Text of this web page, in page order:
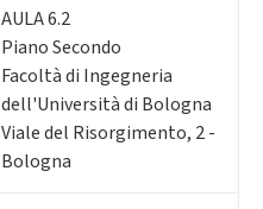
AULA 6.2
Piano Secondo
Facoltà di Ingegneria
dell'Università di Bologna
Viale del Risorgimento, 2 -
Bologna